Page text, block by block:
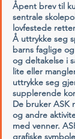
Åpent brev til
sentrale
lovfestede
Å uttrykke seg
barns faglige
og deltakelse i
lite eller
uttrykke seg
supplerende
De bruker ASK
og andre
med venner.
grafiske